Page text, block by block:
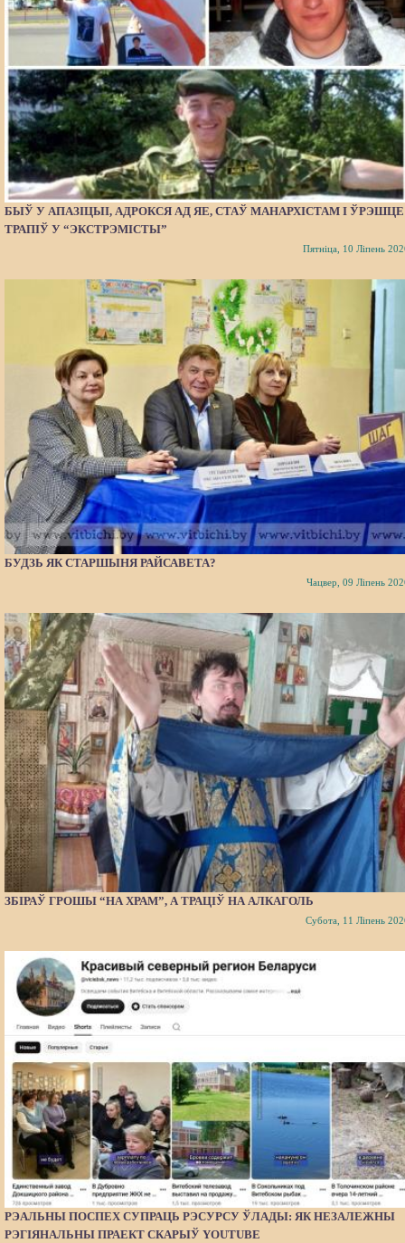
БЫЎ У АПАЗІЦЫІ, АДРОКСЯ АД ЯЕ, СТАЎ МАНАРХІСТАМ І ЎРЭШЦЕ
ТРАПІЎ У “ЭКСТРЭМІСТЫ”
Пятніца, 10 Ліпень
БУДЗЬ ЯК СТАРШЫНЯ РАЙСАВЕТА?
Чацвер, 09 Ліпень
ЗБІРАЎ ГРОШЫ “НА ХРАМ”, А ТРАЦІЎ НА АЛКАГОЛЬ
Субота, 11 Ліпень
РЭАЛЬНЫ ПОСПЕХ СУПРАЦЬ РЭСУРСУ ЎЛАДЫ: ЯК НЕЗАЛЕЖНЫ
РЭГІЯНАЛЬНЫ ПРАЕКТ СКАРЫЎ YOUTUBE